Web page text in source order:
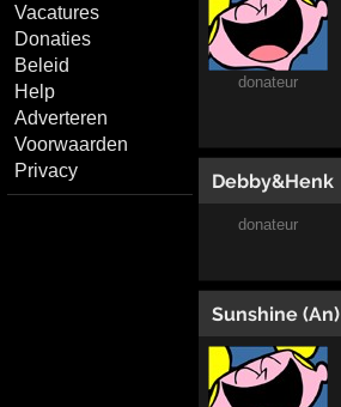
Vacatures
Donaties
Beleid
Help
Adverteren
Voorwaarden
Privacy
donateur
Debby&Henk
donateur
Sunshine (An)